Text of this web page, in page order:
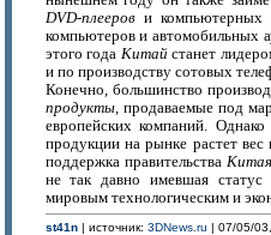
DVD-плеерови компьютерных
компьютеров и автомобильных
этого года Китайстанет
и по производству сотовых
Конечно, большинство
продукты, продаваемые под
европейских компаний.
продукции на рынке растет
поддержка правительства
не так давно имевшая
мировым технологическим и
st41n| источник: 3DNews.ru | 07/05/